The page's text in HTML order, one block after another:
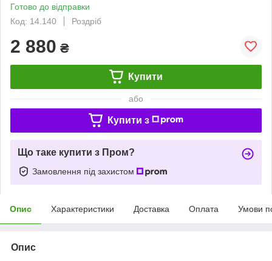
Готово до відправки
Код: 14.140
Роздріб
2 880 ₴
Купити
або
Купити з
Що таке купити з Пром?
Замовлення під захистом
Опис Характеристики Доставка Оплата Умови
Опис